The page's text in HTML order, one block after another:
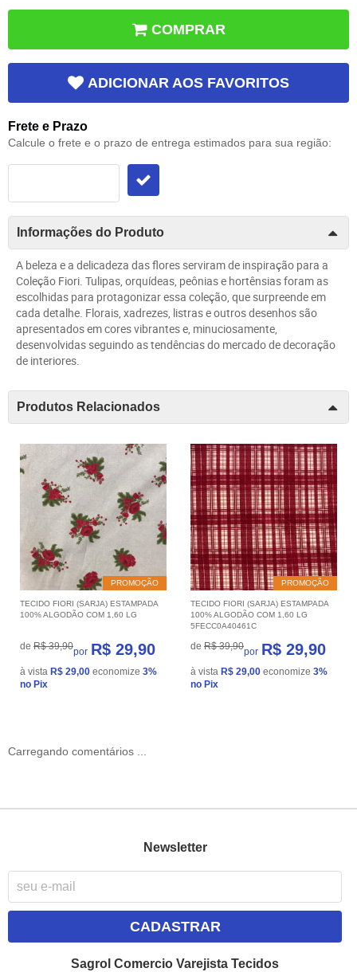
COMPRAR
ADICIONAR AOS FAVORITOS
Frete e Prazo
Calcule o frete e o prazo de entrega estimados para sua região:
Informações do Produto
A beleza e a delicadeza das flores serviram de inspiração para a
Coleção Fiori. Tulipas, orquídeas, peônias e hortênsias foram as
escolhidas para protagonizar essa coleção, que surpreende em
cada detalhe. Florais, xadrezes, listras e outros desenhos são
apresentados em cores vibrantes e, minuciosamente,
desenvolvidas seguindo as tendências do mercado de decoração
de interiores.
Produtos Relacionados
PROMOÇÃO
TECIDO FIORI (SARJA) ESTAMPADA
100% ALGODÃO COM 1,60 LG
de R$ 39,90por R$ 29,90
à vista R$ 29,00 economize 3%
no Pix
PROMOÇÃO
TECIDO FIORI (SARJA) ESTAMPADA
100% ALGODÃO COM 1,60 LG
5FECC0A40461C
de R$ 39,90por R$ 29,90
à vista R$ 29,00 economize 3%
no Pix
Carregando comentários ...
Newsletter
CADASTRAR
Sagrol Comercio Varejista Tecidos